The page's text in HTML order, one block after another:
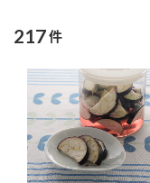
お酢ドリンク
みりん風・料
ブランド・スペシャ
ブランド・スペシャ
商品ブランドサイト
企業情報
217件